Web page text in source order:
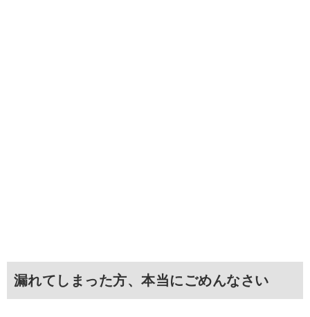
漏れてしまった方、本当にごめんなさい